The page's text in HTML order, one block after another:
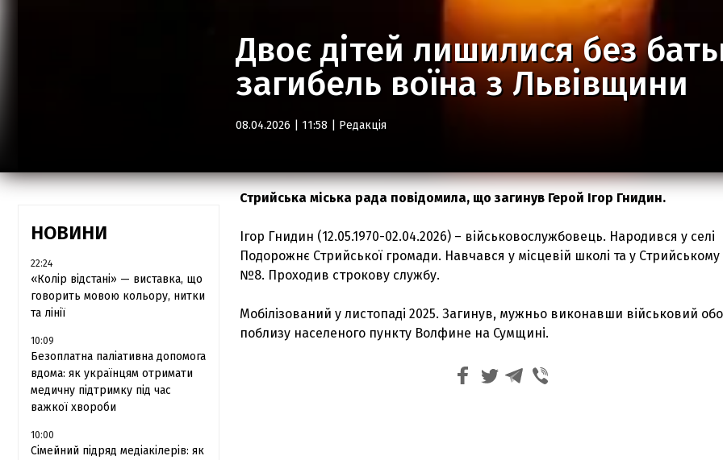
Двоє дітей лишилися без
загибель воїна з Львівщини
08.04.2026 | 11:58 | Редакція
НОВИНИ
22:24
«Колір відстані» — виставка, що
говорить мовою кольору, нитки
та лінії
10:09
Безоплатна паліативна допомога
вдома: як українцям отримати
медичну підтримку під час
важкої хвороби
10:00
Сімейний підряд медіакілерів: як
Стрийська міська рада повідомила, що загинув Герой Ігор Гнидин.
Ігор Гнидин (12.05.1970-02.04.2026) – військовослужбовець. Народився у селі
Подорожнє Стрийської громади. Навчався у місцевій школі та у
№8. Проходив строкову службу.
Мобілізований у листопаді 2025. Загинув, мужньо виконавши військовий
поблизу населеного пункту Волфине на Сумщині.